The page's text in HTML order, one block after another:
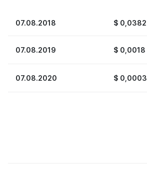
07.08.2018 $ 0,0382
07.08.2019 $ 0,0018
07.08.2020 $ 0,0003